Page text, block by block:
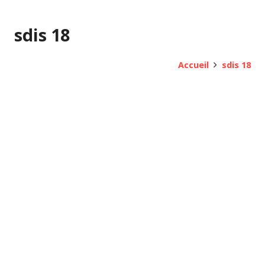
sdis 18
Accueil sdis 18